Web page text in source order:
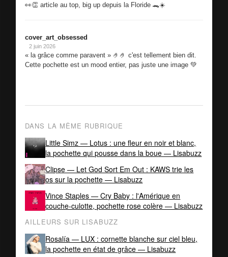
👀👏 article au top, big up depuis la Floride 🐊☀️
cover_art_obsessed
2 juin 2026
« la grâce comme paravent » 🤌🤌 c'est tellement bien dit.
Cette pochette est un mood entier, pas juste une image 💚
DANS LA MÊME RUBRIQUE
Little Simz — Lotus : une fleur en noir et blanc,
la pochette qui pousse dans la boue — Lisabuzz
Clipse — Let God Sort Em Out : KAWS trie les
os sur la pochette — Lisabuzz
Vince Staples — Cry Baby : l'Amérique en
couche-culotte, pochette rose colère — Lisabuzz
AILLEURS SUR LISABUZZ
Rosalía — LUX : cornette blanche sur ciel bleu,
la pochette en état de grâce — Lisabuzz